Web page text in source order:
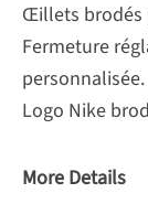
Œillets brodés
Fermeture
personnalisée.
Logo Nike
More Details